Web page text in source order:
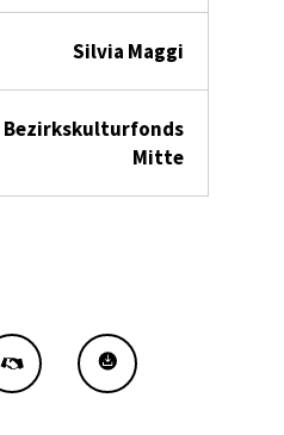
Silvia Maggi
Bezirkskulturfonds
Mitte